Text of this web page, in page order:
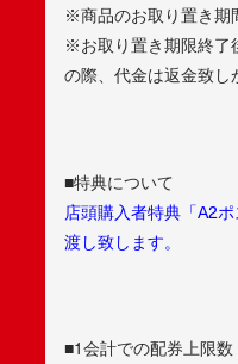
※商品のお取り置き期
※お取り置き期限終了
の際、代金は返金致し
■特典について
店頭購入者特典「A2
渡し致します。
■1会計での配券上限数